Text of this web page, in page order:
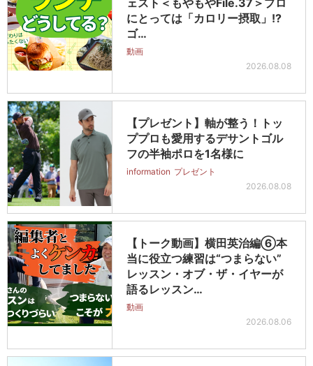
にとっては「カロリー摂取」!?
ゴ…
動画
2026.08.08
【プレゼント】軸が整う！トッ
ププロも愛用するデサントゴル
フの半袖ポロを1名様に
information プレゼント
2026.08.08
【トーク動画】横田英治編⑥本
当に役立つ練習は“つまらない”
レッスン・オブ・ザ・イヤーが
語るレッスン…
動画
2026.08.06